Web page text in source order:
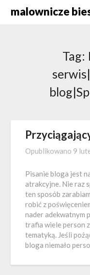
malownicze
Tag:
Opublikowano 9
Pisanie bloga jest
atrakcyjne. Nie raz
ten sposób
robić z
nader adekwatnym
trafia wiele person
tematyką. Jeśli
bloga niemało